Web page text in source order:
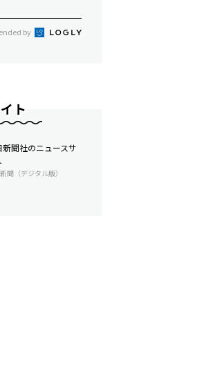
by
ト
新聞社のニュースサ
聞（デジタル版）